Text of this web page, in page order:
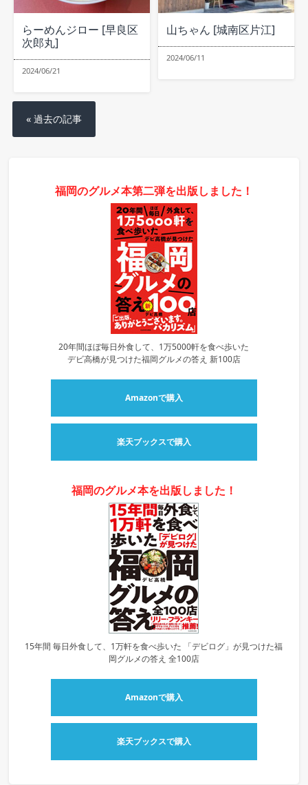
らーめんジロー [早良区
次郎丸]
2024/06/21
山ちゃん [城南区片江]
2024/06/11
« 過去の記事
福岡のグルメ本第二弾を出版しました！
20年間ほぼ毎日外食して、1万5000軒を食べ歩いた
デビ高橋が見つけた福岡グルメの答え 新100店
Amazonで購入
楽天ブックスで購入
福岡のグルメ本を出版しました！
15年間 毎日外食して、1万軒を食べ歩いた 「デビログ」が見つけた福
岡グルメの答え 全100店
Amazonで購入
楽天ブックスで購入